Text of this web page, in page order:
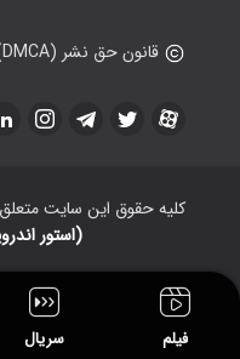
فیلم سریال
قانون حق نشر (DMCA)
کلیه حقوق این سایت
(استور